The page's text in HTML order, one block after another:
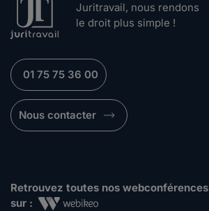
Juritravail, nous rendons
le droit plus simple !
01 75 75 36 00
Nous contacter
Retrouvez toutes nos webconférences
sur :